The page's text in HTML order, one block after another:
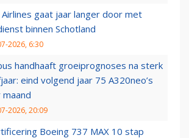
Airlines gaat jaar langer door met
binnen Schotland
2026, 6:30
handhaaft groeiprognoses na sterk
eind volgend jaar 75 A320neo’s
2026, 20:09
Boeing 737 MAX 10 stap